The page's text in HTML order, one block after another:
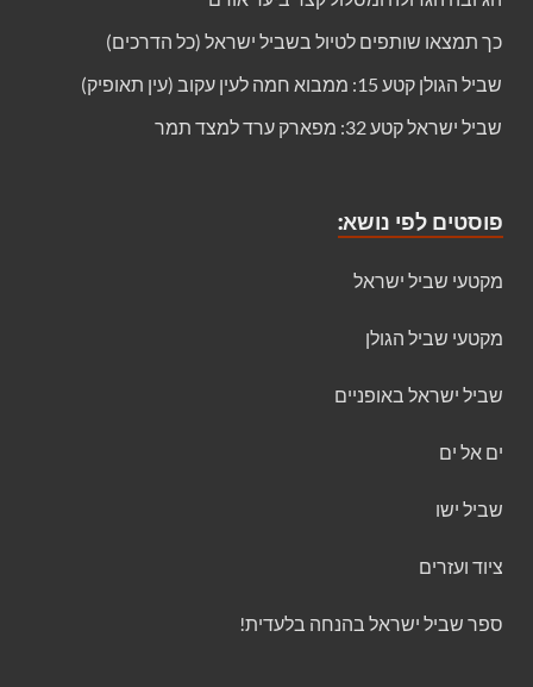
כך תמצאו שותפים לטיול בשביל ישראל (כל הדרכים)
שביל הגולן קטע 15: ממבוא חמה לעין עקוב (עין תאופיק)
שביל ישראל קטע 32: מפארק ערד למצד תמר
פוסטים לפי נושא:
מקטעי שביל ישראל
מקטעי שביל הגולן
שביל ישראל באופניים
ים אל ים
שביל ישו
ציוד ועזרים
ספר שביל ישראל בהנחה בלעדית!